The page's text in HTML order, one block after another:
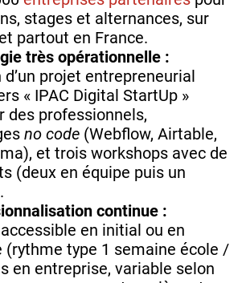
stages et alternances, sur
partout en France.
très opérationnelle :
projet entrepreneurial
« IPAC Digital StartUp »
des professionnels,
no code (Webflow, Airtable,
et trois workshops avec de
(deux en équipe puis un
continue :
en initial ou en
(rythme type 1 semaine école /
en entreprise, variable selon